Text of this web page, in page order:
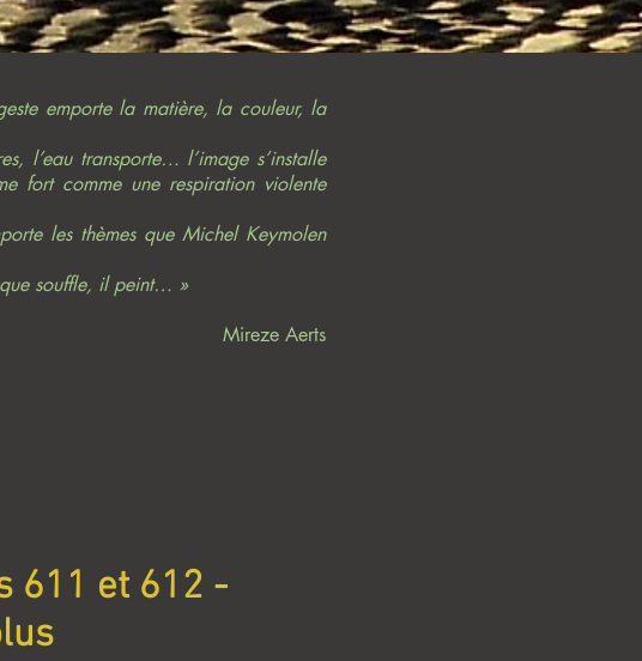
emporte la matière, la couleur, la
l’eau transporte… l’image s’installe
fort comme une respiration violente
les thèmes que Michel Keymolen
souffle, il peint… »
Mireze Aerts
611 et 612 -